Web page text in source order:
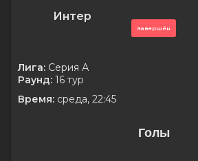
Интер
Завершён
Лига: Серия А
Раунд: 16 тур
Время: среда, 22:45
Голы